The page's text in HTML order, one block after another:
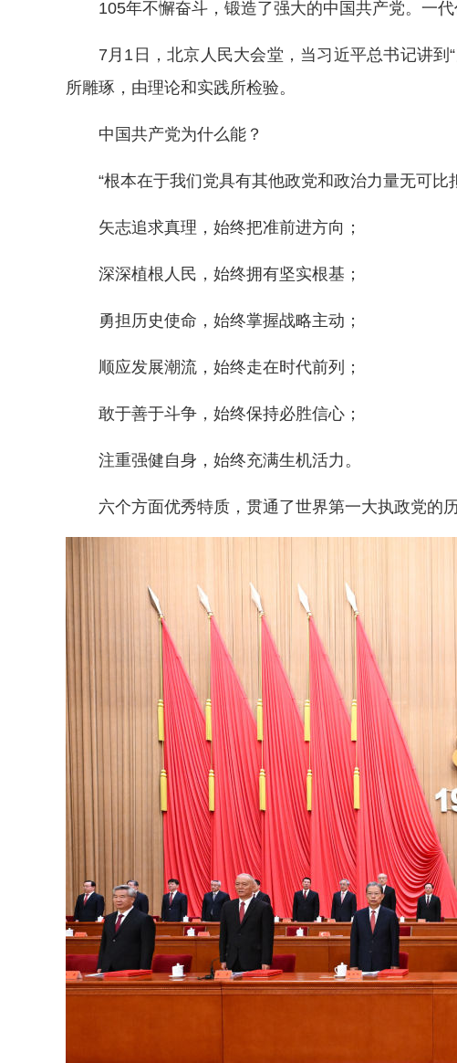
105年不懈奋斗，锻造了强大的中国共产党。一
7月1日，北京人民大会堂，当习近平总书记讲
所雕琢，由理论和实践所检验。
中国共产党为什么能？
“根本在于我们党具有其他政党和政治力量无可比
矢志追求真理，始终把准前进方向；
深深植根人民，始终拥有坚实根基；
勇担历史使命，始终掌握战略主动；
顺应发展潮流，始终走在时代前列；
敢于善于斗争，始终保持必胜信心；
注重强健自身，始终充满生机活力。
六个方面优秀特质，贯通了世界第一大执政党的